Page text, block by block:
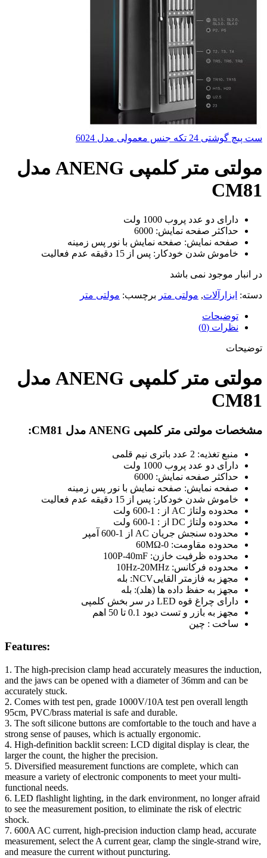
ست پیچ گوشتی 24 تکه جنس معمولی مدل 6024
مولتی متر کلمپی ANENG مدل
CM81
دارای دو عدد پروب 1000 ولت
حداکثر صفحه نمایش: 6000
صفحه نمایش: صفحه نمایش با نور پس زمینه
خاموش شدن خودکار: پس از 15 دقیقه عدم فعالیت
در انبار موجود نمی باشد
دسته: ابزارآلات, مولتی متر برچسب: مولتی متر
توضیحات
نظرات (0)
توضیحات
مولتی متر کلمپی ANENG مدل
CM81
مشخصات مولتی متر کلمپی ANENG مدل CM81:
منبع تغذیه: 2 عدد باتری نیم قلمی
دارای دو عدد پروب 1000 ولت
حداکثر صفحه نمایش: 6000
صفحه نمایش: صفحه نمایش با نور پس زمینه
خاموش شدن خودکار: پس از 15 دقیقه عدم فعالیت
محدوده ولتاژ AC از : 1-600 ولت
محدوده ولتاژ DC از : 1-600 ولت
محدوده سنجش جریان AC از 1-600 آمپر
محدوده مقاومت: 0-60MΩ
محدوده ظرفیت خازن: 100P-40mF
محدوده فرکانس: 10Hz-20MHz
مجهز به فازمتر القاییNCV: بله
مجهز به حفظ داده ها (هلد): بله
دارای چراغ قوه LED در سر بخش کلمپی
مجهز به بازر و تست دیود 0.1 تا 50 اهم
ساخت : چین
Features:
1. The high-precision clamp head accurately measures the induction,
and the jaws can be opened with a diameter of 36mm and can be
accurately stuck.
2. Comes with test pen, grade 1000V/10A test pen overall length
95cm, PVC/brass material is safe and durable.
3. The soft silicone buttons are comfortable to the touch and have a
strong sense of pauses, which is actually ergonomic.
4. High-definition backlit screen: LCD digital display is clear, the
larger the count, the higher the precision.
5. Diversified measurement functions are complete, which can
measure a variety of electronic components to meet your multi-
functional needs.
6. LED flashlight lighting, in the dark environment, no longer afraid
to see the measurement position, to eliminate the risk of electric
shock.
7. 600A AC current, high-precision induction clamp head, accurate
measurement, select the A current gear, clamp the single-strand wire,
and measure the current without puncturing.